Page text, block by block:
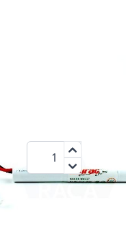
€
Menge
Anschlußkabel, separat